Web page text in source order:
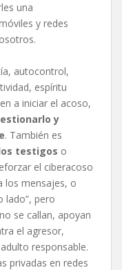
una
y redes
autocontrol,
espíritu
a iniciar el acoso,
y
. También es
testigos o
el ciberacoso
los mensajes, o
lado”, pero
se callan, apoyan
el agresor,
responsable.
privadas en redes